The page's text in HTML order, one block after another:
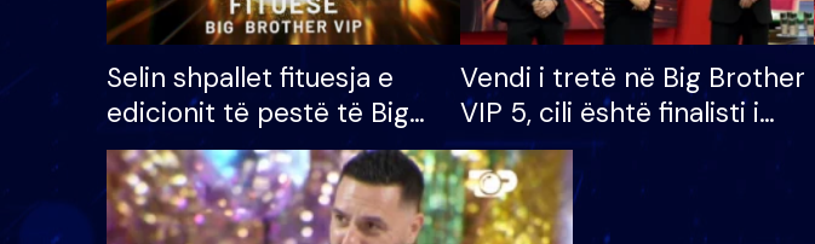
Selin shpallet fituesja e
edicionit të pestë të Big
Brother VIP, rrëmben
çmimin e madh prej 100
mijë eurosh
Vendi i tretë në Big Brother
VIP 5, cili është finalisti i
radhës që lë shtëpinë